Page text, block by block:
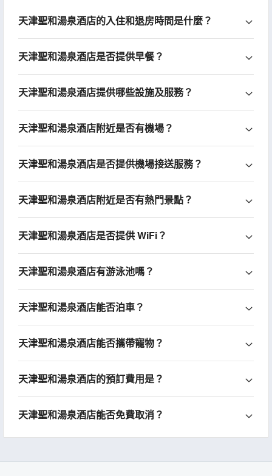
天津聖和湯泉酒店的入住和退房時間是什麼？
天津聖和湯泉酒店是否提供早餐？
天津聖和湯泉酒店提供哪些設施及服務？
天津聖和湯泉酒店附近是否有機場？
天津聖和湯泉酒店是否提供機場接送服務？
天津聖和湯泉酒店附近是否有熱門景點？
天津聖和湯泉酒店是否提供 WiFi？
天津聖和湯泉酒店有游泳池嗎？
天津聖和湯泉酒店能否泊車？
天津聖和湯泉酒店能否攜帶寵物？
天津聖和湯泉酒店的預訂費用是？
天津聖和湯泉酒店能否免費取消？